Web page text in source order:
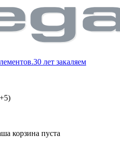
30 лет закаляем
корзина пуста